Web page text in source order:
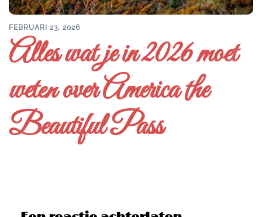
FEBRUARI 23, 2026
Alles wat je in 2026 moet
weten over America the
Beautiful Pass